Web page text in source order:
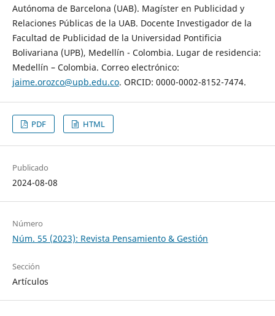
Autónoma de Barcelona (UAB). Magíster en Publicidad y
Relaciones Públicas de la UAB. Docente Investigador de la
Facultad de Publicidad de la Universidad Pontificia
Bolivariana (UPB), Medellín - Colombia. Lugar de residencia:
Medellín – Colombia. Correo electrónico:
jaime.orozco@upb.edu.co. ORCID: 0000-0002-8152-7474.
PDF HTML
Publicado
2024-08-08
Número
Núm. 55 (2023): Revista Pensamiento & Gestión
Sección
Artículos